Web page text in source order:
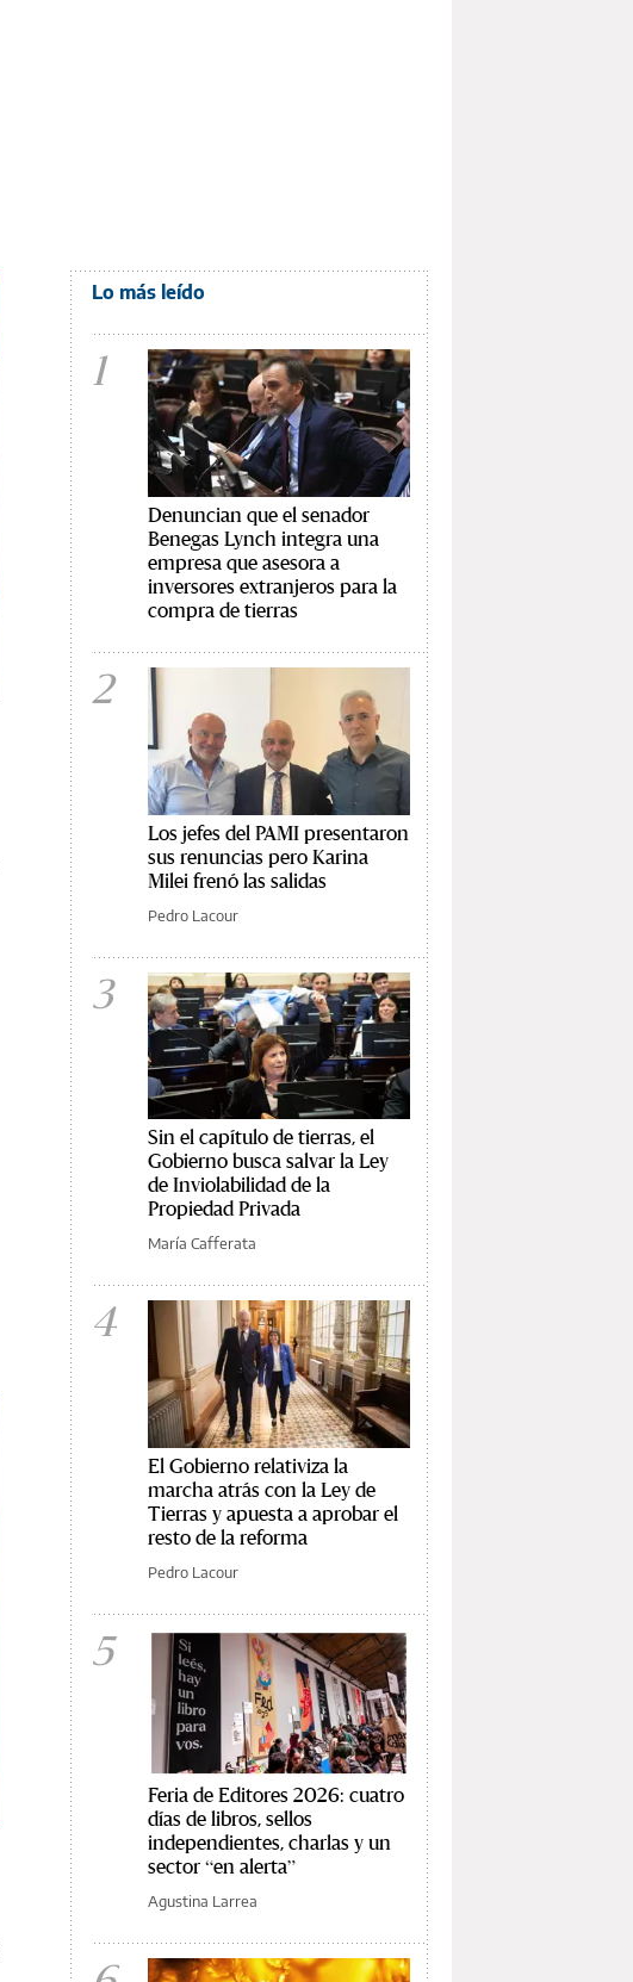
Lo más leído
1
Denuncian que el senador
Benegas Lynch integra una
empresa que asesora a
inversores extranjeros para la
compra de tierras
2
Los jefes del PAMI presentaron
sus renuncias pero Karina
Milei frenó las salidas
Pedro Lacour
3
Sin el capítulo de tierras, el
Gobierno busca salvar la Ley
de Inviolabilidad de la
Propiedad Privada
María Cafferata
4
El Gobierno relativiza la
marcha atrás con la Ley de
Tierras y apuesta a aprobar el
resto de la reforma
Pedro Lacour
5
Feria de Editores 2026: cuatro
días de libros, sellos
independientes, charlas y un
sector “en alerta”
Agustina Larrea